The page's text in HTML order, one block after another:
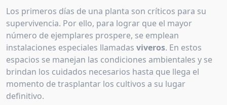
Los primeros días de una planta son críticos para su
supervivencia. Por ello, para lograr que el mayor
número de ejemplares prospere, se emplean
instalaciones especiales llamadas viveros. En estos
espacios se manejan las condiciones ambientales y se
brindan los cuidados necesarios hasta que llega el
momento de trasplantar los cultivos a su lugar
definitivo.